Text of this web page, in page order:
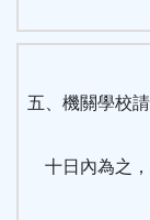
五、機關學校
十日內為之，